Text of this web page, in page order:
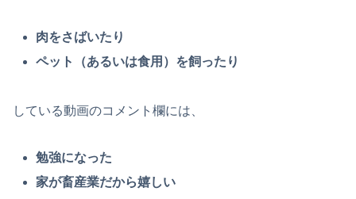
肉をさばいたり
ペット（あるいは食用）を飼ったり
している動画のコメント欄には、
勉強になった
家が畜産業だから嬉しい